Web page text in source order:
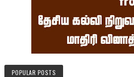
POPULAR POSTS